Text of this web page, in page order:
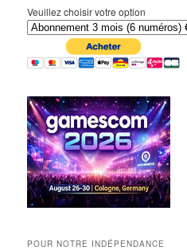
Veuillez choisir votre option
POUR NOTRE INDÉPENDANCE